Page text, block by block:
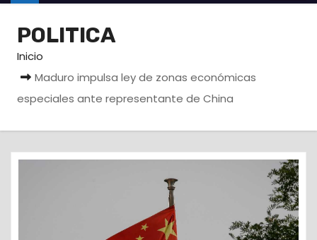
o
POLITICA
Inicio
Maduro impulsa ley de zonas económicas
especiales ante representante de China